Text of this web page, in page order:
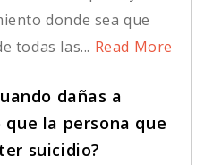
donde sea que
todas las... Read More
dañas a
la persona que
suicidio?